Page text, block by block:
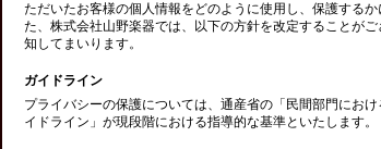
ただいたお客様の個人情報をどのように使用し、保護する
た、株式会社山野楽器では、以下の方針を改定することが
知してまいります。
ガイドライン
プライバシーの保護については、通産省の「民間部門にお
イドライン」が現段階における指導的な基準といたします。